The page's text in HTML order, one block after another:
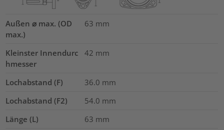
Außen ⌀ max. (OD
max.)
63 mm
Kleinster Innendurc
hmesser
42 mm
Lochabstand (F) 36.0 mm
Lochabstand (F2)
54.0 mm
Länge (L)
63 mm